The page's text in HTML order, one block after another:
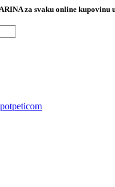
online kupovinu u